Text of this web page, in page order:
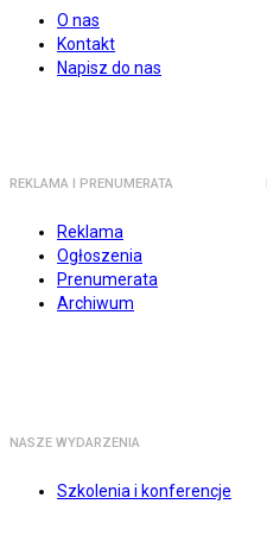
O nas
Kontakt
Napisz do nas
REKLAMA I PRENUMERATA
Reklama
Ogłoszenia
Prenumerata
Archiwum
NASZE WYDARZENIA
Szkolenia i konferencje